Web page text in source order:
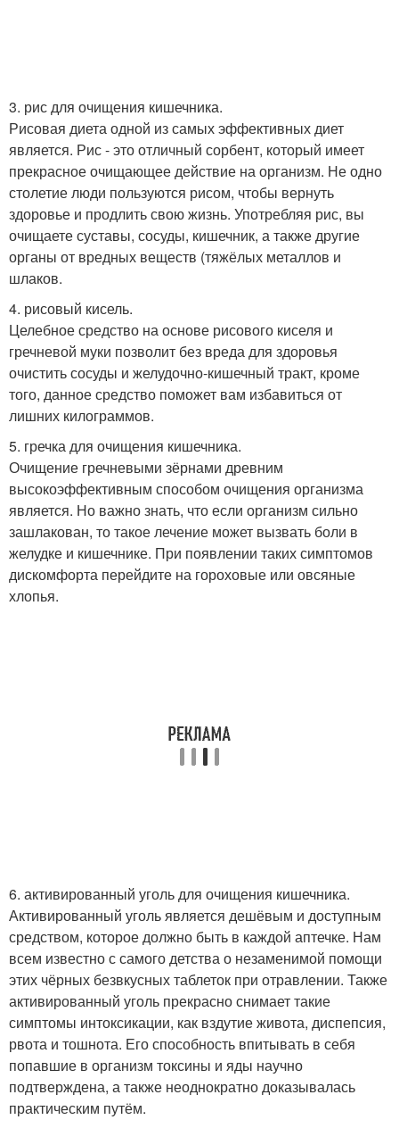
3. рис для очищения кишечника.
Рисовая диета одной из самых эффективных диет
является. Рис - это отличный сорбент, который имеет
прекрасное очищающее действие на организм. Не одно
столетие люди пользуются рисом, чтобы вернуть
здоровье и продлить свою жизнь. Употребляя рис, вы
очищаете суставы, сосуды, кишечник, а также другие
органы от вредных веществ (тяжёлых металлов и
шлаков.
4. рисовый кисель.
Целебное средство на основе рисового киселя и
гречневой муки позволит без вреда для здоровья
очистить сосуды и желудочно-кишечный тракт, кроме
того, данное средство поможет вам избавиться от
лишних килограммов.
5. гречка для очищения кишечника.
Очищение гречневыми зёрнами древним
высокоэффективным способом очищения организма
является. Но важно знать, что если организм сильно
зашлакован, то такое лечение может вызвать боли в
желудке и кишечнике. При появлении таких симптомов
дискомфорта перейдите на гороховые или овсяные
хлопья.
6. активированный уголь для очищения кишечника.
Активированный уголь является дешёвым и доступным
средством, которое должно быть в каждой аптечке. Нам
всем известно с самого детства о незаменимой помощи
этих чёрных безвкусных таблеток при отравлении. Также
активированный уголь прекрасно снимает такие
симптомы интоксикации, как вздутие живота, диспепсия,
рвота и тошнота. Его способность впитывать в себя
попавшие в организм токсины и яды научно
подтверждена, а также неоднократно доказывалась
практическим путём.